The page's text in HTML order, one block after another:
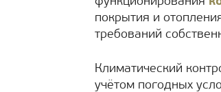
покрытия и
требований
Климатический
учётом погодных